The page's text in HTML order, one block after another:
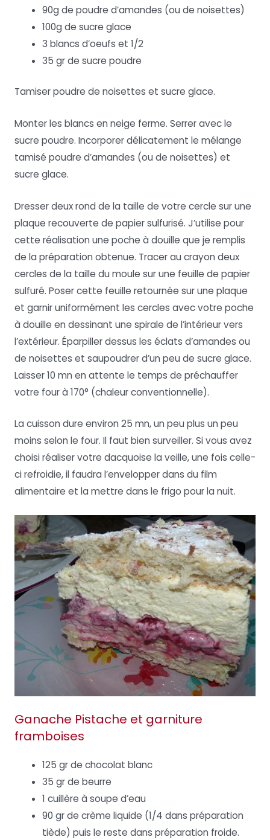
90g de poudre d’amandes (ou de noisettes)
100g de sucre glace
3 blancs d’oeufs et 1/2
35 gr de sucre poudre
Tamiser poudre de noisettes et sucre glace.
Monter les blancs en neige ferme. Serrer avec le
sucre poudre. Incorporer délicatement le mélange
tamisé poudre d’amandes (ou de noisettes) et
sucre glace.
Dresser deux rond de la taille de votre cercle sur une
plaque recouverte de papier sulfurisé. J’utilise pour
cette réalisation une poche à douille que je remplis
de la préparation obtenue. Tracer au crayon deux
cercles de la taille du moule sur une feuille de papier
sulfuré. Poser cette feuille retournée sur une plaque
et garnir uniformément les cercles avec votre poche
à douille en dessinant une spirale de l’intérieur vers
l’extérieur. Éparpiller dessus les éclats d’amandes ou
de noisettes et saupoudrer d’un peu de sucre glace.
Laisser 10 mn en attente le temps de préchauffer
votre four à 170° (chaleur conventionnelle).
La cuisson dure environ 25 mn, un peu plus un peu
moins selon le four. Il faut bien surveiller. Si vous avez
choisi réaliser votre dacquoise la veille, une fois celle-
ci refroidie, il faudra l’envelopper dans du film
alimentaire et la mettre dans le frigo pour la nuit.
Ganache Pistache et garniture
framboises
125 gr de chocolat blanc
35 gr de beurre
1 cuillère à soupe d’eau
90 gr de crème liquide (1/4 dans préparation
tiède) puis le reste dans préparation froide.